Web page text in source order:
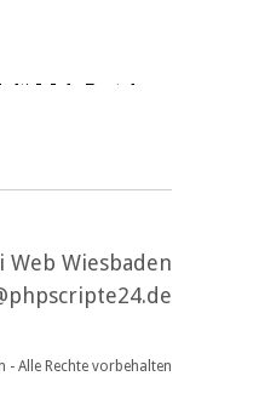
Web Portal
Web Wiesbaden
- Alle Rechte vorbehalten